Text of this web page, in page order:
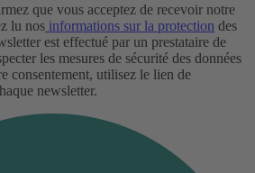
que vous acceptez de recevoir notre
lu nos informations sur la protection des
est effectué par un prestataire de
les mesures de sécurité des données
consentement, utilisez le lien de
newsletter.